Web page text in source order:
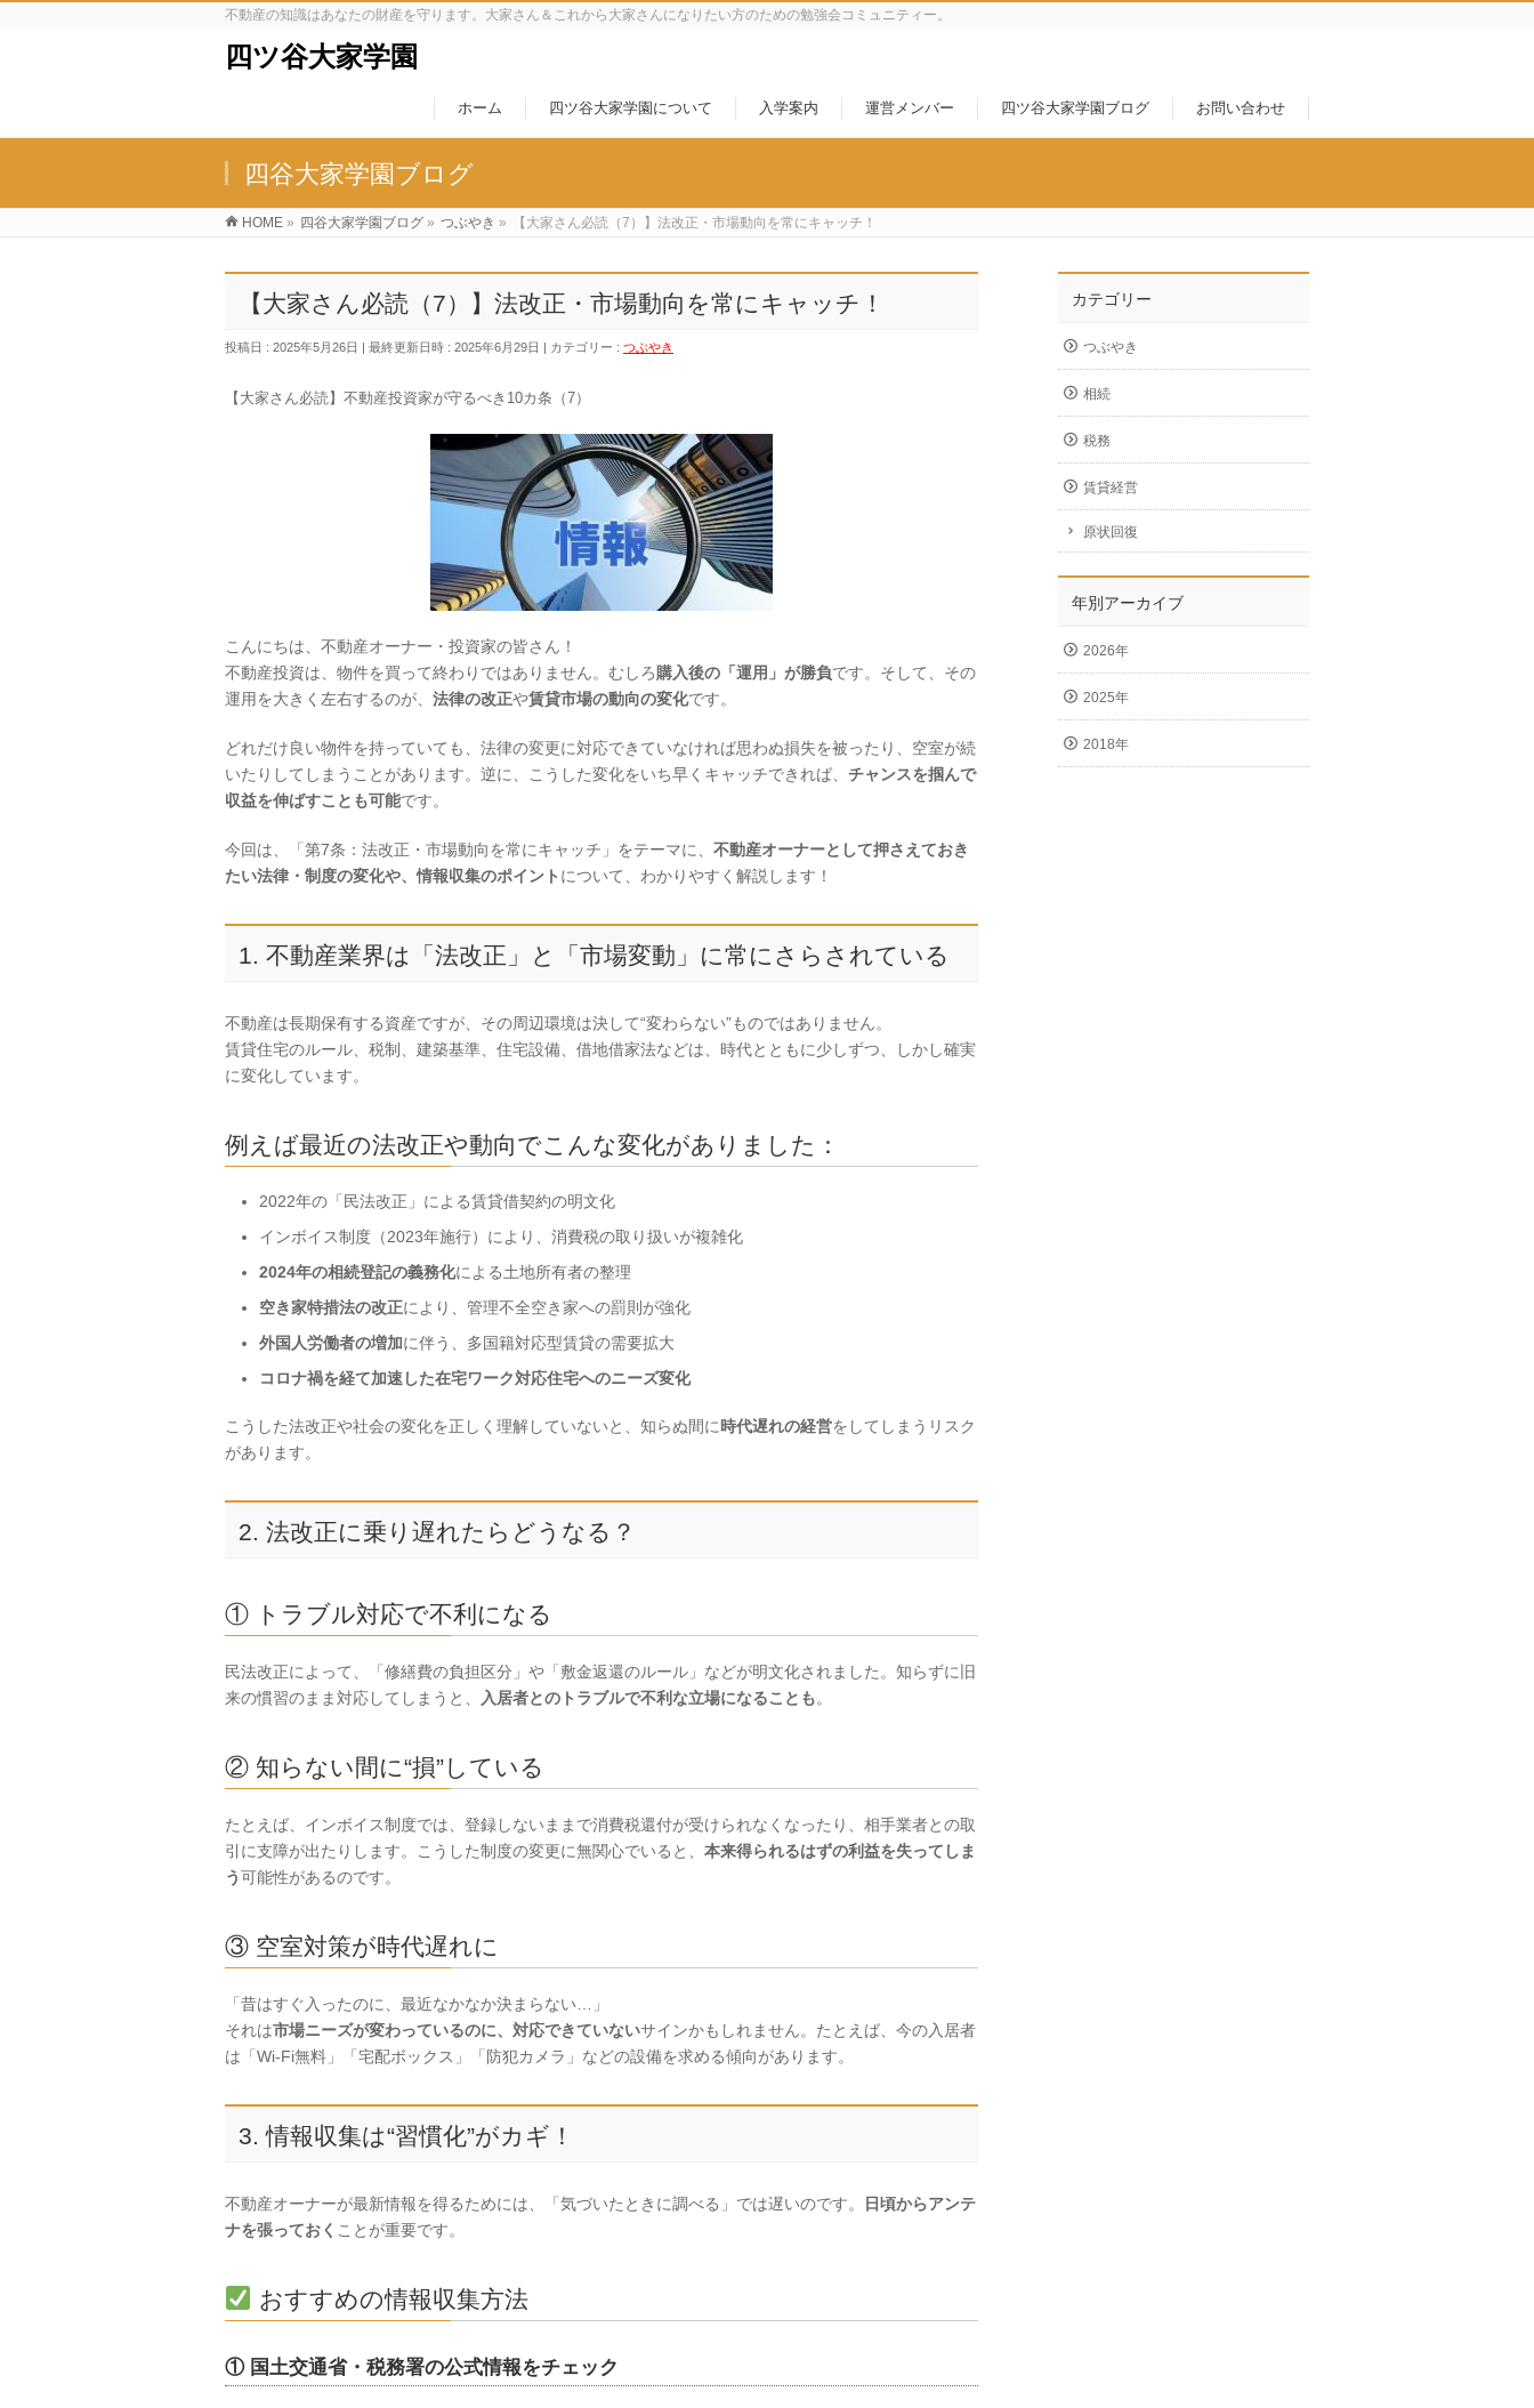
不動産の知識はあなたの財産を守ります。大家さん＆これから大家さんになりたい方のための勉強会コミュニティー。
四ツ谷大家学園
ホーム 四ツ谷大家学園について 入学案内 運営メンバー 四ツ谷大家学園ブログ お問い合わせ
四谷大家学園ブログ
HOME » 四谷大家学園ブログ » つぶやき » 【大家さん必読（7）】法改正・市場動向を常にキャッチ！
【大家さん必読（7）】法改正・市場動向を常にキャッチ！
投稿日 : 2025年5月26日 最終更新日時 : 2025年6月29日 カテゴリー : つぶやき
【大家さん必読】不動産投資家が守るべき10カ条（7）
こんにちは、不動産オーナー・投資家の皆さん！
不動産投資は、物件を買って終わりではありません。むしろ 購入後の「運用」が勝負です。そして、その
運用を大きく左右するのが、 法律の改正や賃貸市場の動向の変化です。
どれだけ良い物件を持っていても、法律の変更に対応できていなければ思わぬ損失を被ったり、空室が続
いたりしてしまうことがあります。逆に、こうした変化をいち早くキャッチできれば、 チャンスを掴んで
収益を伸ばすことも可能です。
今回は、「第7条：法改正・市場動向を常にキャッチ」をテーマに、 不動産オーナーとして押さえておき
たい法律・制度の変化や、情報収集のポイント について、わかりやすく解説します！
1. 不動産業界は「法改正」と「市場変動」に常にさらされている
不動産は長期保有する資産ですが、その周辺環境は決して“変わらない”ものではありません。
賃貸住宅のルール、税制、建築基準、住宅設備、借地借家法などは、時代とともに少しずつ、しかし確実
に変化しています。
例えば最近の法改正や動向でこんな変化がありました：
2022年の「民法改正」による賃貸借契約の明文化
インボイス制度（2023年施行）により、消費税の取り扱いが複雑化
2024年の相続登記の義務化による土地所有者の整理
空き家特措法の改正により、管理不全空き家への罰則が強化
外国人労働者の増加に伴う、多国籍対応型賃貸の需要拡大
コロナ禍を経て加速した在宅ワーク対応住宅へのニーズ変化
こうした法改正や社会の変化を正しく理解していないと、知らぬ間に 時代遅れの経営をしてしまうリスク
があります。
2. 法改正に乗り遅れたらどうなる？
① トラブル対応で不利になる
民法改正によって、「修繕費の負担区分」や「敷金返還のルール」などが明文化されました。知らずに旧
来の慣習のまま対応してしまうと、
入居者とのトラブルで不利な立場になることも。
② 知らない間に“損”している
たとえば、インボイス制度では、登録しないままで消費税還付が受けられなくなったり、相手業者との取
引に支障が出たりします。こうした制度の変更に無関心でいると、 本来得られるはずの利益を失ってしま
う可能性があるのです。
③ 空室対策が時代遅れに
「昔はすぐ入ったのに、最近なかなか決まらない…」
それは市場ニーズが変わっているのに、対応できていないサインかもしれません。たとえば、今の入居者
は「Wi-Fi無料」「宅配ボックス」「防犯カメラ」などの設備を求める傾向があります。
3. 情報収集は“習慣化”がカギ！
不動産オーナーが最新情報を得るためには、「気づいたときに調べる」では遅いのです。
日頃からアンテ
ナを張っておく ことが重要です。
おすすめの情報収集方法
① 国土交通省・税務署の公式情報をチェック
カテゴリー
つぶやき
相続
税務
賃貸経営
原状回復
年別アーカイブ
2026年
2025年
2018年